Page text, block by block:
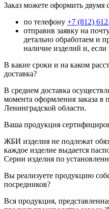
Заказ можете оформить двумя
по телефону +7 (812)
отправив заявку на
детально обработаем и
наличие изделий и, если
В какие сроки и на каком
доставка?
В среднем доставка
момента оформления заказа
Ленинградской области.
Ваша продукция
ЖБИ изделия не подлежат
каждое изделие выдается
Серии изделия по
Вы реализуете продукцию
посредников?
Вся продукция,